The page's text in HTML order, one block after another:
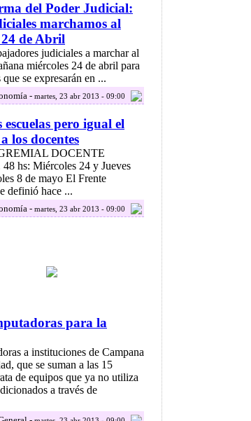
del Poder Judicial:
marchamos al
24 de Abril
judiciales a marchar al
miércoles 24 de abril para
se expresarán en ...
- martes, 23 abr 2013 - 09:00
escuelas pero igual el
los docentes
DOCENTE
hs: Miércoles 24 y Jueves
8 de mayo El Frente
definió hace ...
- martes, 23 abr 2013 - 09:00
para la
a instituciones de Campana
que se suman a las 15
de equipos que ya no utiliza
a través de